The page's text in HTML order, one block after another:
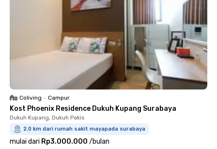
Coliving • Campur
Kost Phoenix Residence Dukuh Kupang Surabaya
Dukuh Kupang, Dukuh Pakis
2.0 km dari rumah sakit mayapada surabaya
mulai dari Rp3.000.000 /bulan